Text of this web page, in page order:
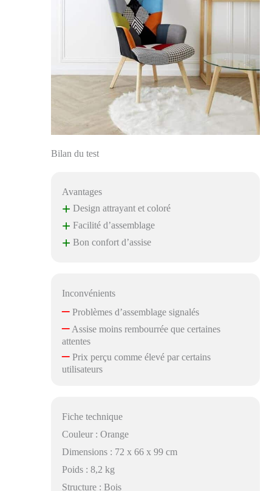
Bilan du test
Avantages
+ Design attrayant et coloré
+ Facilité d’assemblage
+ Bon confort d’assise
Inconvénients
–Problèmes d’assemblage signalés
–Assise moins rembourrée que certaines
attentes
–Prix perçu comme élevé par certains
utilisateurs
Fiche technique
Couleur : Orange
Dimensions : 72 x 66 x 99 cm
Poids : 8,2 kg
Structure : Bois